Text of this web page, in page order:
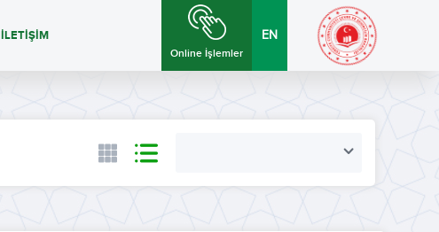
İLETİŞİM
Online İşlemler
EN